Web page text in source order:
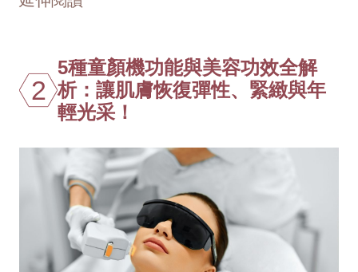
2
5種童顏機功能與美容功效全解
析：讓肌膚恢復彈性、緊緻與年
輕光采！